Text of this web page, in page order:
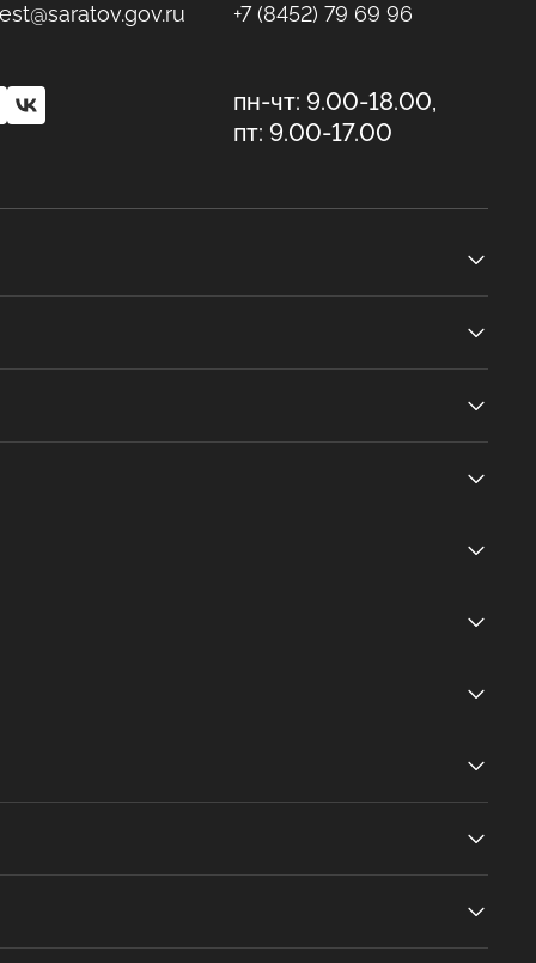
+7 (8452) 79 69 96
пн-чт: 9.00-18.00,
пт: 9.00-17.00